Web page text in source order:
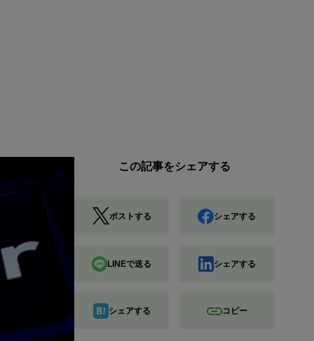
この記事をシェアする
ポストする シェアする
LINEで送る シェアする
シェアする コピー